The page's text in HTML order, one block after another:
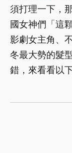
須打理一下，
國女神們「這
影劇女主角、
冬最大勢的髮
錯，來看看以